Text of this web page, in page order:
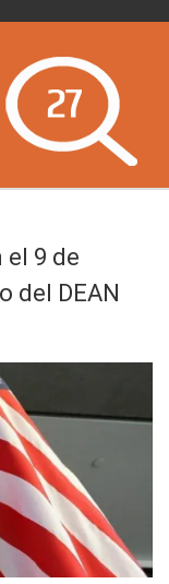
el 9 de
del DEAN